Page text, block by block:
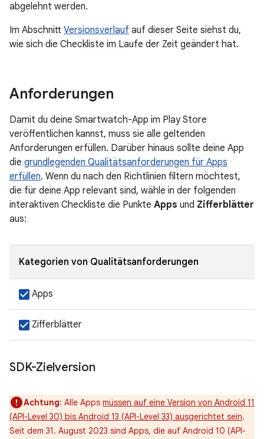
abgelehnt werden.
Im Abschnitt Versionsverlauf auf dieser Seite siehst du,
wie sich die Checkliste im Laufe der Zeit geändert hat.
Anforderungen
Damit du deine Smartwatch-App im Play Store
veröffentlichen kannst, muss sie alle geltenden
Anforderungen erfüllen. Darüber hinaus sollte deine App
die grundlegenden Qualitätsanforderungen für Apps
erfüllen. Wenn du nach den Richtlinien filtern möchtest,
die für deine App relevant sind, wähle in der folgenden
interaktiven Checkliste die Punkte Apps und Zifferblätter
aus:
Kategorien von Qualitätsanforderungen
Apps
Zifferblätter
SDK-Zielversion
Achtung: Alle Apps müssen auf eine Version von Android 11
(API-Level 30) bis Android 13 (API-Level 33) ausgerichtet sein.
Seit dem 31. August 2023 sind Apps, die auf Android 10 (API-